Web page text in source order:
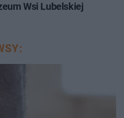
Wsi Lubelskiej